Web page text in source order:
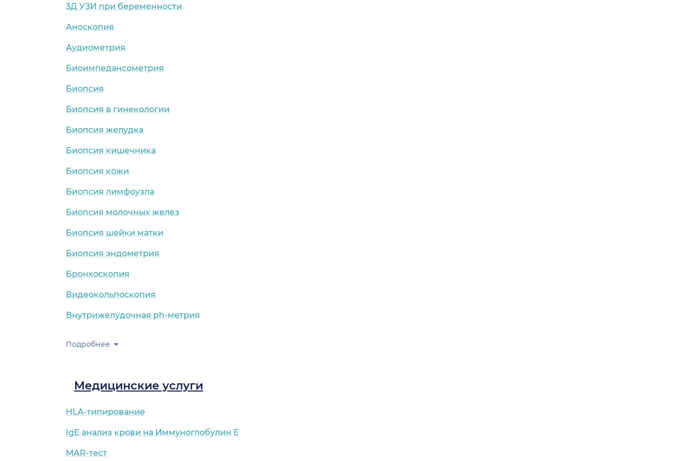
3Д УЗИ при беременности
Аноскопия
Аудиометрия
Биоимпедансометрия
Биопсия
Биопсия в гинекологии
Биопсия желудка
Биопсия кишечника
Биопсия кожи
Биопсия лимфоузла
Биопсия молочных желез
Биопсия шейки матки
Биопсия эндометрия
Бронхоскопия
Видеокольпоскопия
Внутрижелудочная ph-метрия
Подробнее
Медицинские услуги
HLA-типирование
IgE анализ крови на Иммуноглобулин Е
MAR-тест